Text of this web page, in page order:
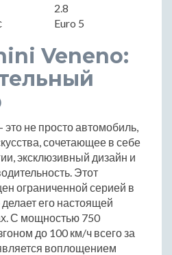
2.8
Euro 5
Veneno:
не просто автомобиль,
сочетающее в себе
эксклюзивный дизайн и
Этот
ограниченной серией в
его настоящей
С мощностью 750
до 100 км/ч всего за
воплощением